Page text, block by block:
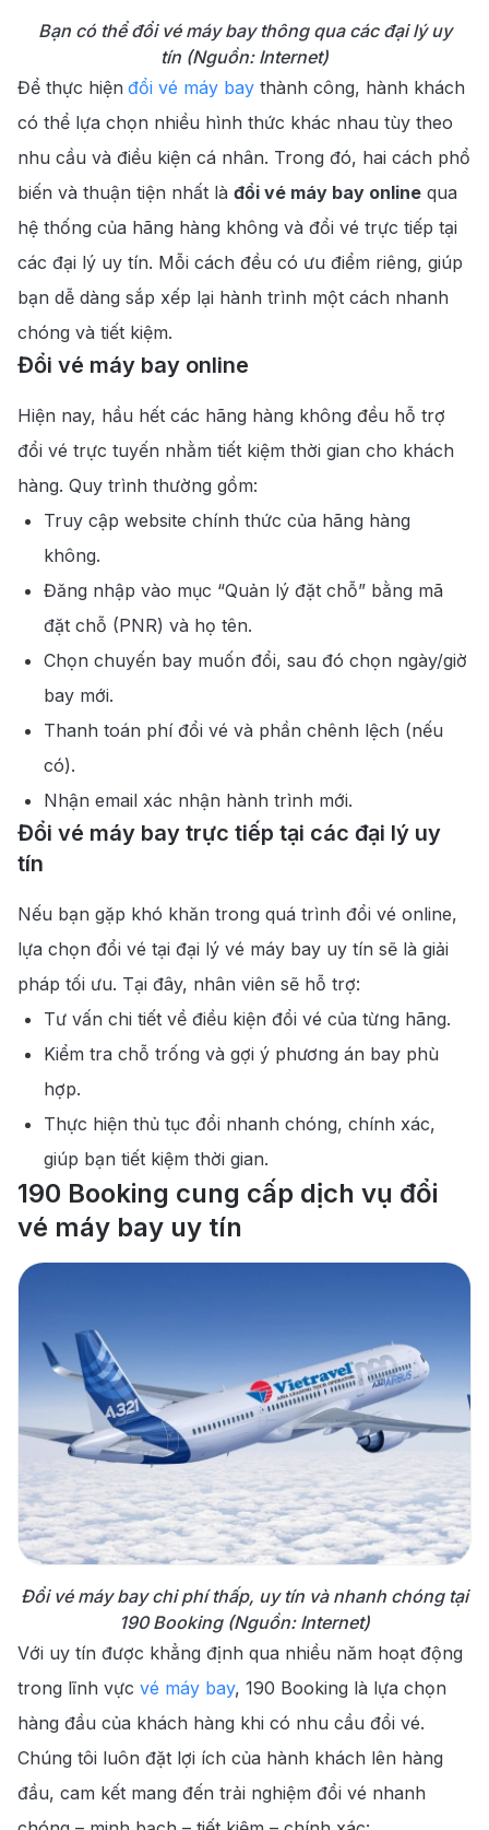
Bạn có thể đổi vé máy bay thông qua các đại lý uy
tín (Nguồn: Internet)
Để thực hiện đổi vé máy bay thành công, hành khách
có thể lựa chọn nhiều hình thức khác nhau tùy theo
nhu cầu và điều kiện cá nhân. Trong đó, hai cách phổ
biến và thuận tiện nhất là đổi vé máy bay online qua
hệ thống của hãng hàng không và đổi vé trực tiếp tại
các đại lý uy tín. Mỗi cách đều có ưu điểm riêng, giúp
bạn dễ dàng sắp xếp lại hành trình một cách nhanh
chóng và tiết kiệm.
Đổi vé máy bay online
Hiện nay, hầu hết các hãng hàng không đều hỗ trợ
đổi vé trực tuyến nhằm tiết kiệm thời gian cho khách
hàng. Quy trình thường gồm:
Truy cập website chính thức của hãng hàng
không.
Đăng nhập vào mục “Quản lý đặt chỗ” bằng mã
đặt chỗ (PNR) và họ tên.
Chọn chuyến bay muốn đổi, sau đó chọn ngày/giờ
bay mới.
Thanh toán phí đổi vé và phần chênh lệch (nếu
có).
Nhận email xác nhận hành trình mới.
Đổi vé máy bay trực tiếp tại các đại lý uy
tín
Nếu bạn gặp khó khăn trong quá trình đổi vé online,
lựa chọn đổi vé tại đại lý vé máy bay uy tín sẽ là giải
pháp tối ưu. Tại đây, nhân viên sẽ hỗ trợ:
Tư vấn chi tiết về điều kiện đổi vé của từng hãng.
Kiểm tra chỗ trống và gợi ý phương án bay phù
hợp.
Thực hiện thủ tục đổi nhanh chóng, chính xác,
giúp bạn tiết kiệm thời gian.
190 Booking cung cấp dịch vụ đổi
vé máy bay uy tín
Đổi vé máy bay chi phí thấp, uy tín và nhanh chóng tại
190 Booking (Nguồn: Internet)
Với uy tín được khẳng định qua nhiều năm hoạt động
trong lĩnh vực vé máy bay, 190 Booking là lựa chọn
hàng đầu của khách hàng khi có nhu cầu đổi vé.
Chúng tôi luôn đặt lợi ích của hành khách lên hàng
đầu, cam kết mang đến trải nghiệm đổi vé nhanh